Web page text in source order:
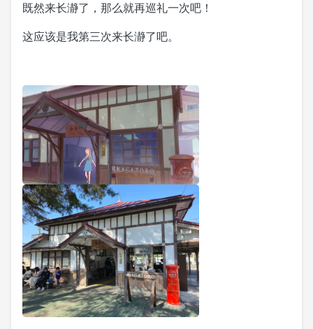
既然来长瀞了，那么就再巡礼一次吧！
这应该是我第三次来长瀞了吧。